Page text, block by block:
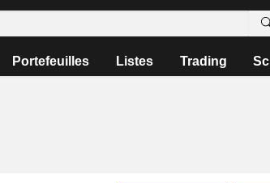
Portefeuilles Listes Trading